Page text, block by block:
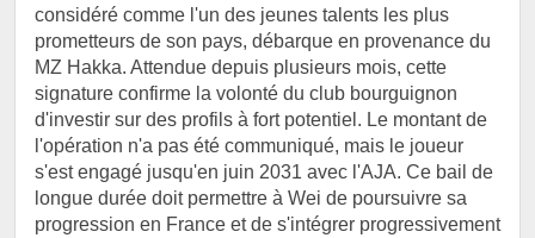
considéré comme l'un des jeunes talents les plus
prometteurs de son pays, débarque en provenance du
MZ Hakka. Attendue depuis plusieurs mois, cette
signature confirme la volonté du club bourguignon
d'investir sur des profils à fort potentiel. Le montant de
l'opération n'a pas été communiqué, mais le joueur
s'est engagé jusqu'en juin 2031 avec l'AJA. Ce bail de
longue durée doit permettre à Wei de poursuivre sa
progression en France et de s'intégrer progressivement